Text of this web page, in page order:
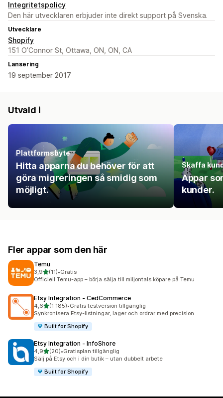
Integritetspolicy
Den här utvecklaren erbjuder inte direkt support på Svenska.
Utvecklare
Shopify
151 O’Connor St, Ottawa, ON, ON, CA
Lansering
19 september 2017
Utvald i
Plattformsbyte
Hitta apparna du behöver för att
göra migreringen så smidig som
möjligt.
Skaffa
Appar
kunder.
Fler appar som den här
Temu
3,9av 5 stjärnor
(11)
11 recensioner totalt
•Gratis
Officiell Temu-app – börja sälja till miljontals köpare på Temu
Etsy Integration ‑ CedCommerce
4,6av 5 stjärnor
(1 185)
1185 recensioner totalt
•Gratis testversion tillgänglig
Synkronisera Etsy-listningar, lager och ordrar med precision
Built for Shopify
Etsy Integration ‑ InfoShore
4,9av 5 stjärnor
(20)
20 recensioner totalt
•Gratisplan tillgänglig
Sälj på Etsy och i din butik – utan dubbelt arbete
Built for Shopify